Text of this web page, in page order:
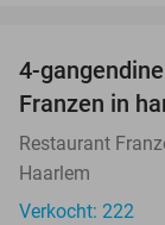
4-
Franzen in
Restaurant
Haarlem
Verkocht: 222